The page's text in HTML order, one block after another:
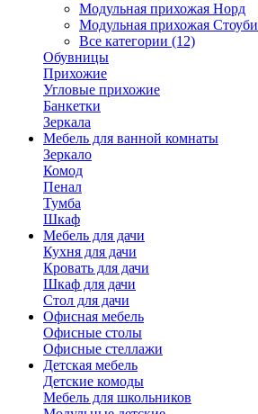
Модульная прихожая Норд
Модульная прихожая Стоуби
Все категории (12)
Обувницы
Прихожие
Угловые прихожие
Банкетки
Зеркала
Мебель для ванной комнаты
Зеркало
Комод
Пенал
Тумба
Шкаф
Мебель для дачи
Кухня для дачи
Кровать для дачи
Шкаф для дачи
Стол для дачи
Офисная мебель
Офисные столы
Офисные стеллажи
Детская мебель
Детские комоды
Мебель для школьников